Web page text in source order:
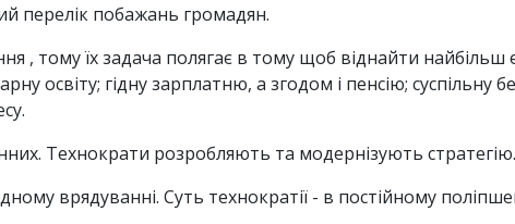
перелік побажань громадян.
, тому їх задача полягає в тому щоб віднайти
освіту; гідну зарплатню, а згодом і пенсію; суспільну
Технократи розробляють та модернізують стратегію.
врядуванні. Суть технократії - в постійному